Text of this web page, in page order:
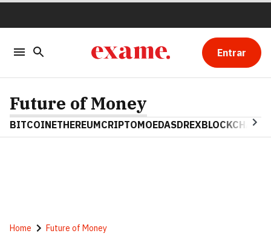
Entrar
Future of Money
BITCOINETHEREUMCRIPTOMOEDASDREXBLOCKCHAIN
Home Future of Money